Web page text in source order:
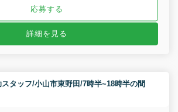
応募する
詳細を見る
タッフ/小山市東野田/7時半~18時半の間